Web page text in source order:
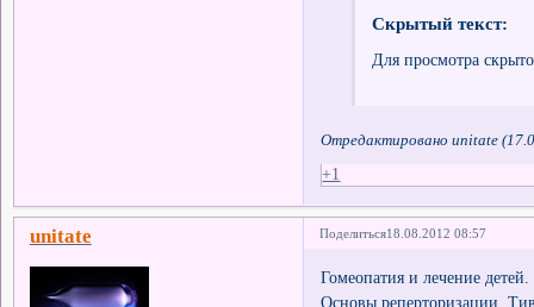
Скрытый текст:
Для просмотра
Отредактировано unitate
+1
Поделиться18.08.2012 08:57
unitate
Гомеопатия и лечение
Основы реперторизации.